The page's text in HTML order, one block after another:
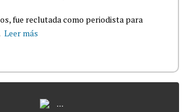
fue reclutada como periodista para
Leer más
...